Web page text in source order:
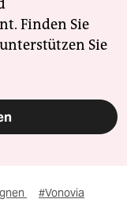
Finden Sie
Sie
#Vonovia